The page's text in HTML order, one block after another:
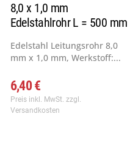
8,0 x 1,0 mm
Edelstahlrohr L = 500 mm
Edelstahl Leitungsrohr 8,0
mm x 1,0 mm, Werkstoff:...
6,40 €
Preis inkl. MwSt. zzgl.
Versandkosten